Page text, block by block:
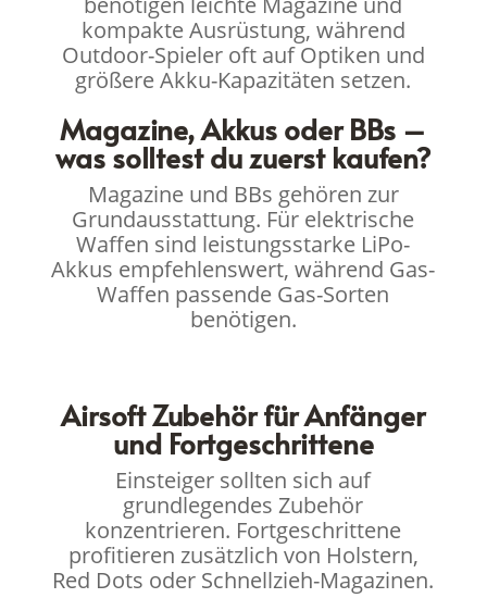
kompakte Ausrüstung, während
Outdoor-Spieler oft auf Optiken und
größere Akku-Kapazitäten setzen.
Magazine, Akkus oder BBs –
was solltest du zuerst kaufen?
Magazine und BBs gehören zur
Grundausstattung. Für elektrische
Waffen sind leistungsstarke LiPo-
Akkus empfehlenswert, während Gas-
Waffen passende Gas-Sorten
benötigen.
Airsoft Zubehör für Anfänger
und Fortgeschrittene
Einsteiger sollten sich auf
grundlegendes Zubehör
konzentrieren. Fortgeschrittene
profitieren zusätzlich von Holstern,
Red Dots oder Schnellzieh-Magazinen.